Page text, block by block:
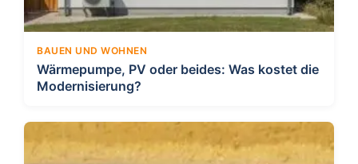
BAUEN UND WOHNEN
Wärmepumpe, PV oder beides: Was kostet die
Modernisierung?